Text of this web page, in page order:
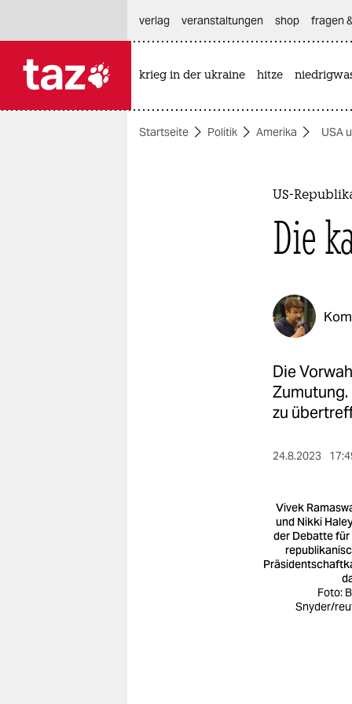
themen
verlag
veranstaltungen shop fragen
krieg in der ukraine hitze
Startseite Politik Amerika USA
US-
Die
Die
zu
24.8.2023
Vivek
und Nikki
der Debatte für
Foto:
Snyder/